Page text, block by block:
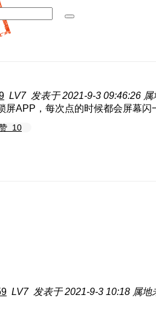
LV7 发表于 2021-9-3 09:46:26
屏APP，每次点的时候都会屏幕
10
LV7 发表于 2021-9-3 10:18 属地